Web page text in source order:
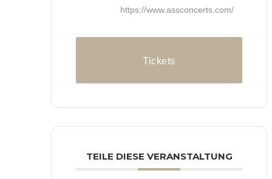
https://www.assconcerts.com/
Tickets
TEILE DIESE VERANSTALTUNG